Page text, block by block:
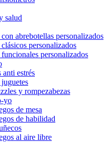
salud
abrebotellas personalizados
personalizados
personalizados
estrés
y rompezabezas
yo
de mesa
de habilidad
al aire libre